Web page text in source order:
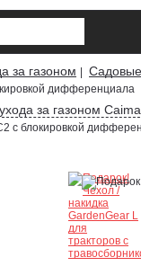
за газоном Садовые
дифференциала
за газоном
с блокировкой